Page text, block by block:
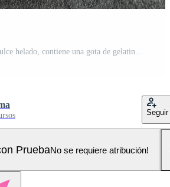
cendol es un postre dulce helado, contiene una gota de gelatina de harina de arroz verde, leche de coco y jarabe de azúcar de palma. Foto Pro
Seguir
PruebaNo se requiere atribución!